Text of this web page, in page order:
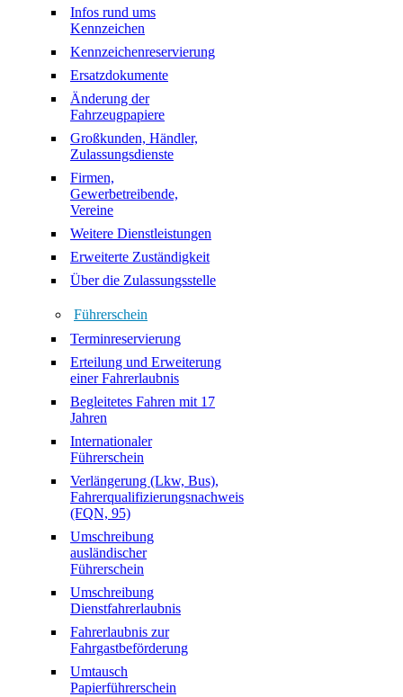
Infos rund ums
Kennzeichen
Kennzeichenreservierung
Ersatzdokumente
Änderung der
Fahrzeugpapiere
Großkunden, Händler,
Zulassungsdienste
Firmen,
Gewerbetreibende,
Vereine
Weitere Dienstleistungen
Erweiterte Zuständigkeit
Über die Zulassungsstelle
Führerschein
Terminreservierung
Erteilung und Erweiterung
einer Fahrerlaubnis
Begleitetes Fahren mit 17
Jahren
Internationaler
Führerschein
Verlängerung (Lkw, Bus),
Fahrerqualifizierungsnachweis
(FQN, 95)
Umschreibung
ausländischer
Führerschein
Umschreibung
Dienstfahrerlaubnis
Fahrerlaubnis zur
Fahrgastbeförderung
Umtausch
Papierführerschein